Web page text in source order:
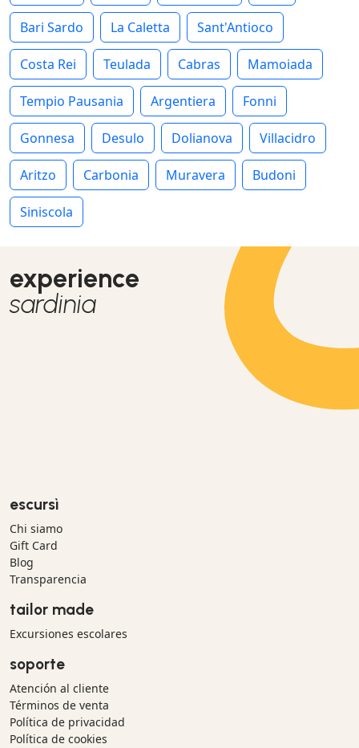
Bari Sardo La Caletta Sant'Antioco
Costa Rei Teulada Cabras Mamoiada
Tempio Pausania Argentiera Fonni
Gonnesa Desulo Dolianova Villacidro
Aritzo Carbonia Muravera Budoni
Siniscola
experience
sardinia
escursì
Chi siamo
Gift Card
Blog
Transparencia
tailor made
Excursiones escolares
soporte
Atención al cliente
Términos de venta
Política de privacidad
Política de cookies